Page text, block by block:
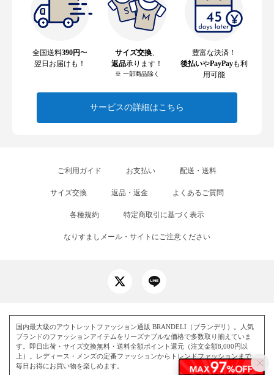
全国送料390円〜
翌日お届けも！
サイズ交換、
返品承ります！
※ 一部商品除く
豊富な決済！
後払いやPayPayも利
用可能
サービスの詳細はこちら
ご利用ガイド お支払い 配送・送料
サイズ交換 返品・返金 よくあるご質問
各種規約 特定商取引に基づく表示
なりすましメール・サイトにご注意ください
国内最大級のアウトレットファッション通販 BRANDELI（ブランデリ）。人気
ブランドのファッションアイテムをリーズナブルな価格で多数取り揃えていま
す。即日出荷・サイズ交換無料・送料全額ポイント還元（注文金額8,000円以
上）。レディース・メンズの定番ファッションからトレンドファッションまで、
毎日お得にお買い物を楽しめます。